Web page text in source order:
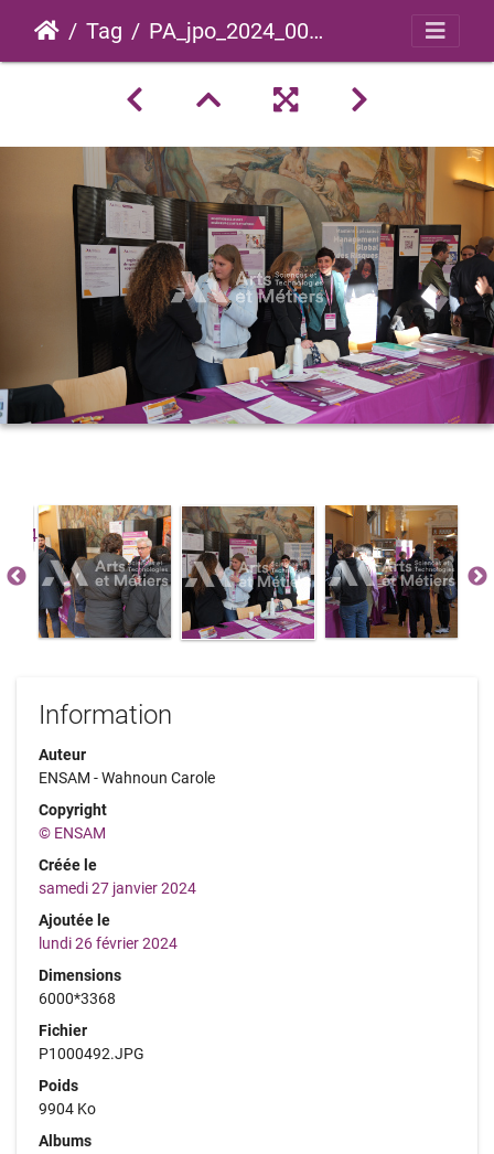
Tag PA_jpo_2024_0046
Information
Auteur
ENSAM - Wahnoun Carole
Copyright
© ENSAM
Créée le
samedi 27 janvier 2024
Ajoutée le
lundi 26 février 2024
Dimensions
6000*3368
Fichier
P1000492.JPG
Poids
9904 Ko
Albums